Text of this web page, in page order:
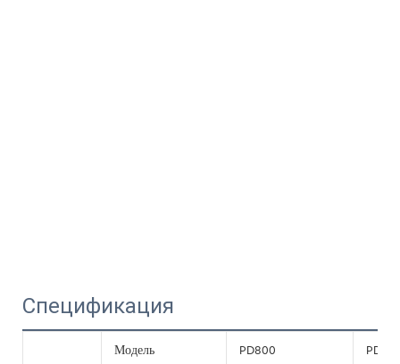
Спецификация
Модель PD800